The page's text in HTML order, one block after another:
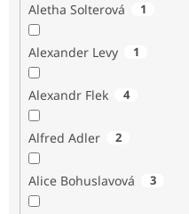
Aletha Solterová 1
Alexander Levy 1
Alexandr Flek 4
Alfred Adler 2
Alice Bohuslavová 3